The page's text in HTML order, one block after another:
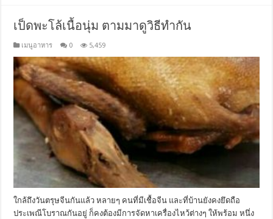
เป็ดพะโล้เนื้อนุ่ม ตามมาดูวิธีทำกัน
เมนูอาหาร 0 5,459
ใกล้ถึงวันตรุษจีนกันแล้ว หลายๆ คนที่มีเชื้อจีน และที่บ้านยังคงยึดถือ
ประเพณีโบราณกันอยู่ ก็คงต้องมีการจัดหาเครื่องไหว้ต่างๆ ให้พร้อม หนึ่ง